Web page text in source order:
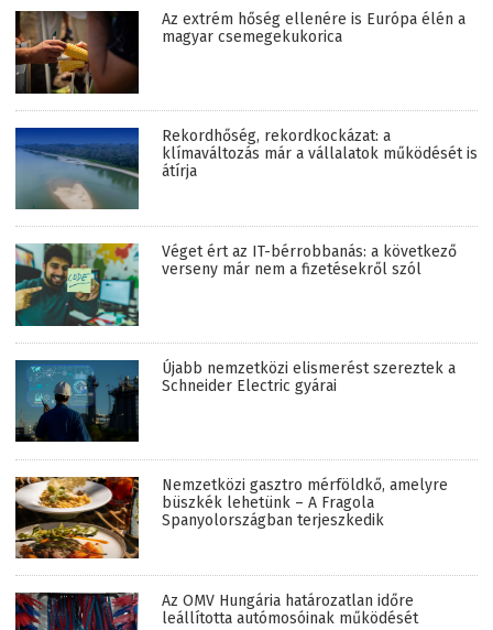
Az extrém hőség ellenére is Európa élén a
magyar csemegekukorica
Rekordhőség, rekordkockázat: a
klímaváltozás már a vállalatok működését is
átírja
Véget ért az IT-bérrobbanás: a következő
verseny már nem a fizetésekről szól
Újabb nemzetközi elismerést szereztek a
Schneider Electric gyárai
Nemzetközi gasztro mérföldkő, amelyre
büszkék lehetünk – A Fragola
Spanyolországban terjeszkedik
Az OMV Hungária határozatlan időre
leállította autómosóinak működését